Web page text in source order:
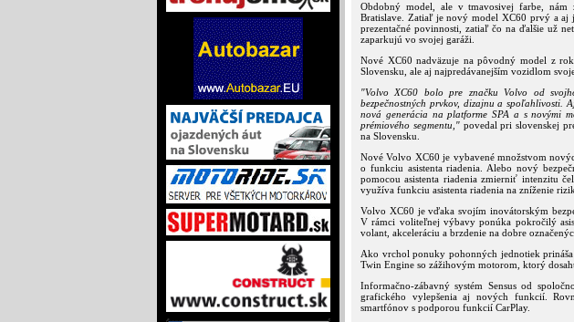
Obdobný model, ale v tmavosivej farbe,
Bratislave. Zatiaľ je nový model XC60 prvý a aj
prezentačné povinnosti, zatiaľ čo na ďalšie už
zaparkujú vo svojej garáži.
Nové XC60 nadväzuje na pôvodný model z
Slovensku, ale aj najpredávanejším vozidlom
"Volvo XC60 bolo pre značku Volvo od
bezpečnostných prvkov, dizajnu a spoľahlivosti.
nová generácia na platforme SPA a s novými
prémiového segmentu,"povedal pri slovenskej
na Slovensku.
Nové Volvo XC60 je vybavené množstvom
o funkciu asistenta riadenia. Alebo nový
pomocou asistenta riadenia zmierniť intenzitu
využíva funkciu asistenta riadenia na zníženie
Volvo XC60 je vďaka svojím inovátorským
V rámci voliteľnej výbavy ponúka pokročilý
volant, akceleráciu a brzdenie na dobre
Ako vrchol ponuky pohonných jednotiek
Twin Engine so zážihovým motorom, ktorý
Informačno-zábavný systém Sensus od
grafického vylepšenia aj nových funkcií.
smartfónov s podporou funkcií CarPlay.